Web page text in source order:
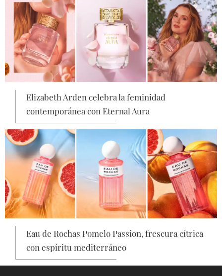
Elizabeth Arden celebra la feminidad
contemporánea con Eternal Aura
Eau de Rochas Pomelo Passion, frescura cítrica
con espíritu mediterráneo